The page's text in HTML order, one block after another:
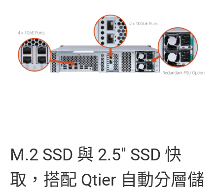
M.2 SSD 與 2.5" SSD 快
取，搭配 Qtier 自動分層儲